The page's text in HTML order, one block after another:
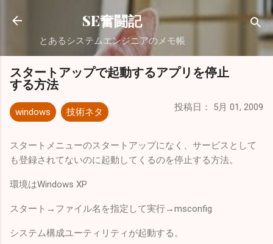
スキップしてメイン コンテンツに移動
SE奮闘記
とあるシステムエンジニアのメモ帳
スタートアップで起動するアプリを停止
する方法
windows 技術ネタ 投稿日： 5月 01, 2009
スタートメニューのスタートアップになく、サービスとして
も登録されてないのに起動してくるのを停止する方法。
環境はWindows XP
スタート→ファイル名を指定して実行→msconfig
システム構成ユーティリティが起動する。